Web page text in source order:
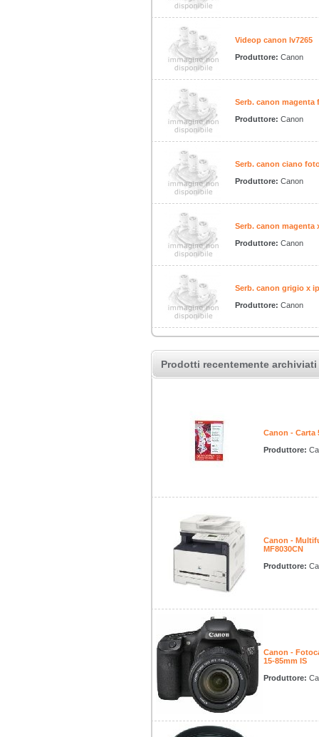
Videop canon lv7265
Produttore: Canon
Serb. canon magenta
Produttore: Canon
Serb. canon ciano
Produttore: Canon
Serb. canon magenta
Produttore: Canon
Serb. canon grigio x
Produttore: Canon
Prodotti recentemente archiviati
Canon - Carta
Produttore:
Canon -
MF8030CN
Produttore:
Canon -
15-85mm IS
Produttore: